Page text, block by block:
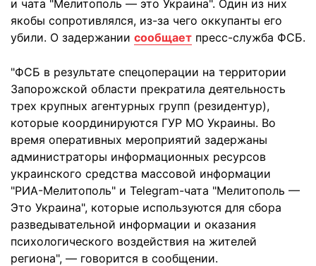
и чата "Мелитополь — это Украина". Один из них
якобы сопротивлялся, из-за чего оккупанты его
убили. О задержании сообщает пресс-служба ФСБ.
"ФСБ в результате спецоперации на территории
Запорожской области прекратила деятельность
трех крупных агентурных групп (резидентур),
которые координируются ГУР МО Украины. Во
время оперативных мероприятий задержаны
администраторы информационных ресурсов
украинского средства массовой информации
"РИА-Мелитополь" и Telegram-чата "Мелитополь —
Это Украина", которые используются для сбора
разведывательной информации и оказания
психологического воздействия на жителей
региона", — говорится в сообщении.